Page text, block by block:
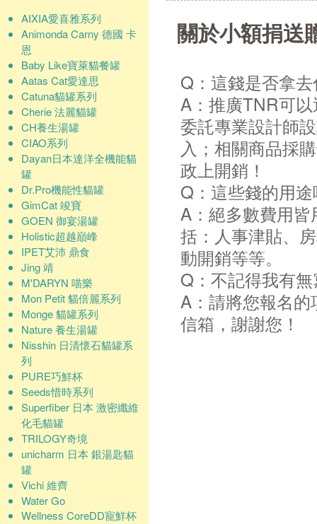
AIXIA愛喜雅系列
Animonda Carny 德國 卡
恩
Baby Like寶萊貓餐罐
Aatas Cat愛達思
Catuna貓罐系列
Cherie 法麗貓罐
CH養生湯罐
CIAO系列
Dayan日本達洋全機能貓
罐
Dr.Pro機能性貓罐
GimCat 竣寶
GOEN 御宴湯罐
Holistic超越巔峰
IPET艾沛 鼎食
Jing 靖
M'DARYN 喵樂
Mon Petit 貓倍麗系列
Monge 貓罐系列
Nature 養生湯罐
Nisshin 日清懷石貓罐系
列
PURE巧鮮杯
Seeds惜時系列
Superfiber 日本 激密纖維
化毛貓罐
TRILOGY奇境
unicharm 日本 銀湯匙貓
罐
Vichi 維齊
Water Go
Wellness CoreDD寵鮮杯
關於小額捐送
Q：這錢是否拿
A：推廣TNR可
委託專業設計師
入；相關商品採
政上開銷！
Q：這些錢的用
A：絕多數費用
括：人事津貼、
動開銷等等。
Q：不記得我有
A：請將您報名
信箱，謝謝您！